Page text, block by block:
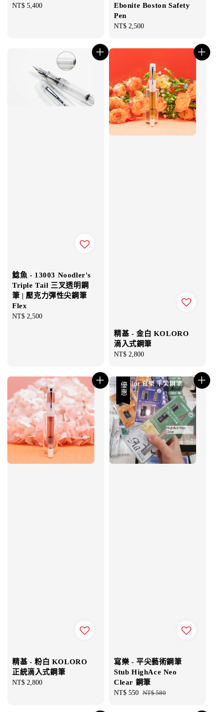
Regular
NT$ 5,400
Ebonite Boston Safety
Pen
Regular
NT$ 2,500
鯰魚 - 13003 Noodler's
Triple Tail 三叉透明鋼
筆 | 壓克力彈性尖鋼筆
Flex
Regular
NT$ 2,500
精基 - 金白 KOLORO
滴入式鋼筆
Regular
NT$ 2,800
精基 - 粉白 KOLORO
正統滴入式鋼筆
Regular
NT$ 2,800
優惠
寫樂 - 平尖藝術鋼筆
Stub HighAce Neo
Clear 鋼筆
Sale
NT$ 550 Regular
NT$ 580